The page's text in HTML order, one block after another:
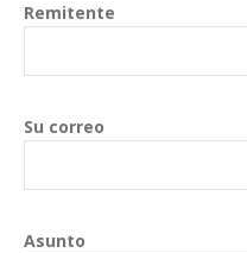
Remitente
Su correo
Asunto